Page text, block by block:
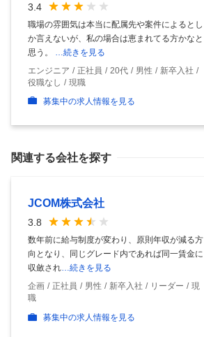
3.4
職場の雰囲気は本当に配属先や案件によるとし
か言えないが、私の場合は恵まれてる方かなと
思う。
…続きを見る
エンジニア
正社員 20代 男性
新卒入社
役職なし
現職
募集中の求人情報を見る
関連する会社を探す
JCOM株式会社
3.8
数年前に給与制度が変わり、原則年収が減る方
向となり、同じグレード内であれば同一賃金に
収斂され …続きを見る
企画
正社員 男性 新卒入社 リーダー
現
職
募集中の求人情報を見る